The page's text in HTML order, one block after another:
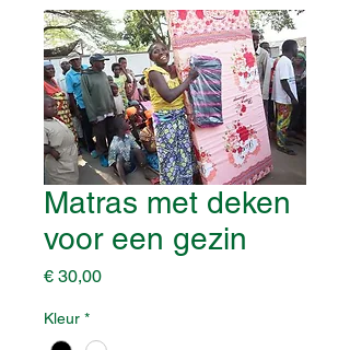
Matras met deken
voor een gezin
€ 30,00Prijs
Kleur *